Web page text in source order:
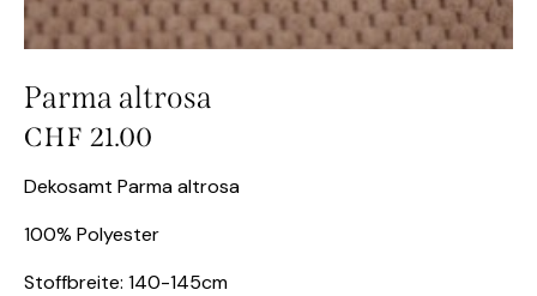
Parma altrosa
CHF 21.00
Dekosamt Parma altrosa
100% Polyester
Stoffbreite: 140-145cm